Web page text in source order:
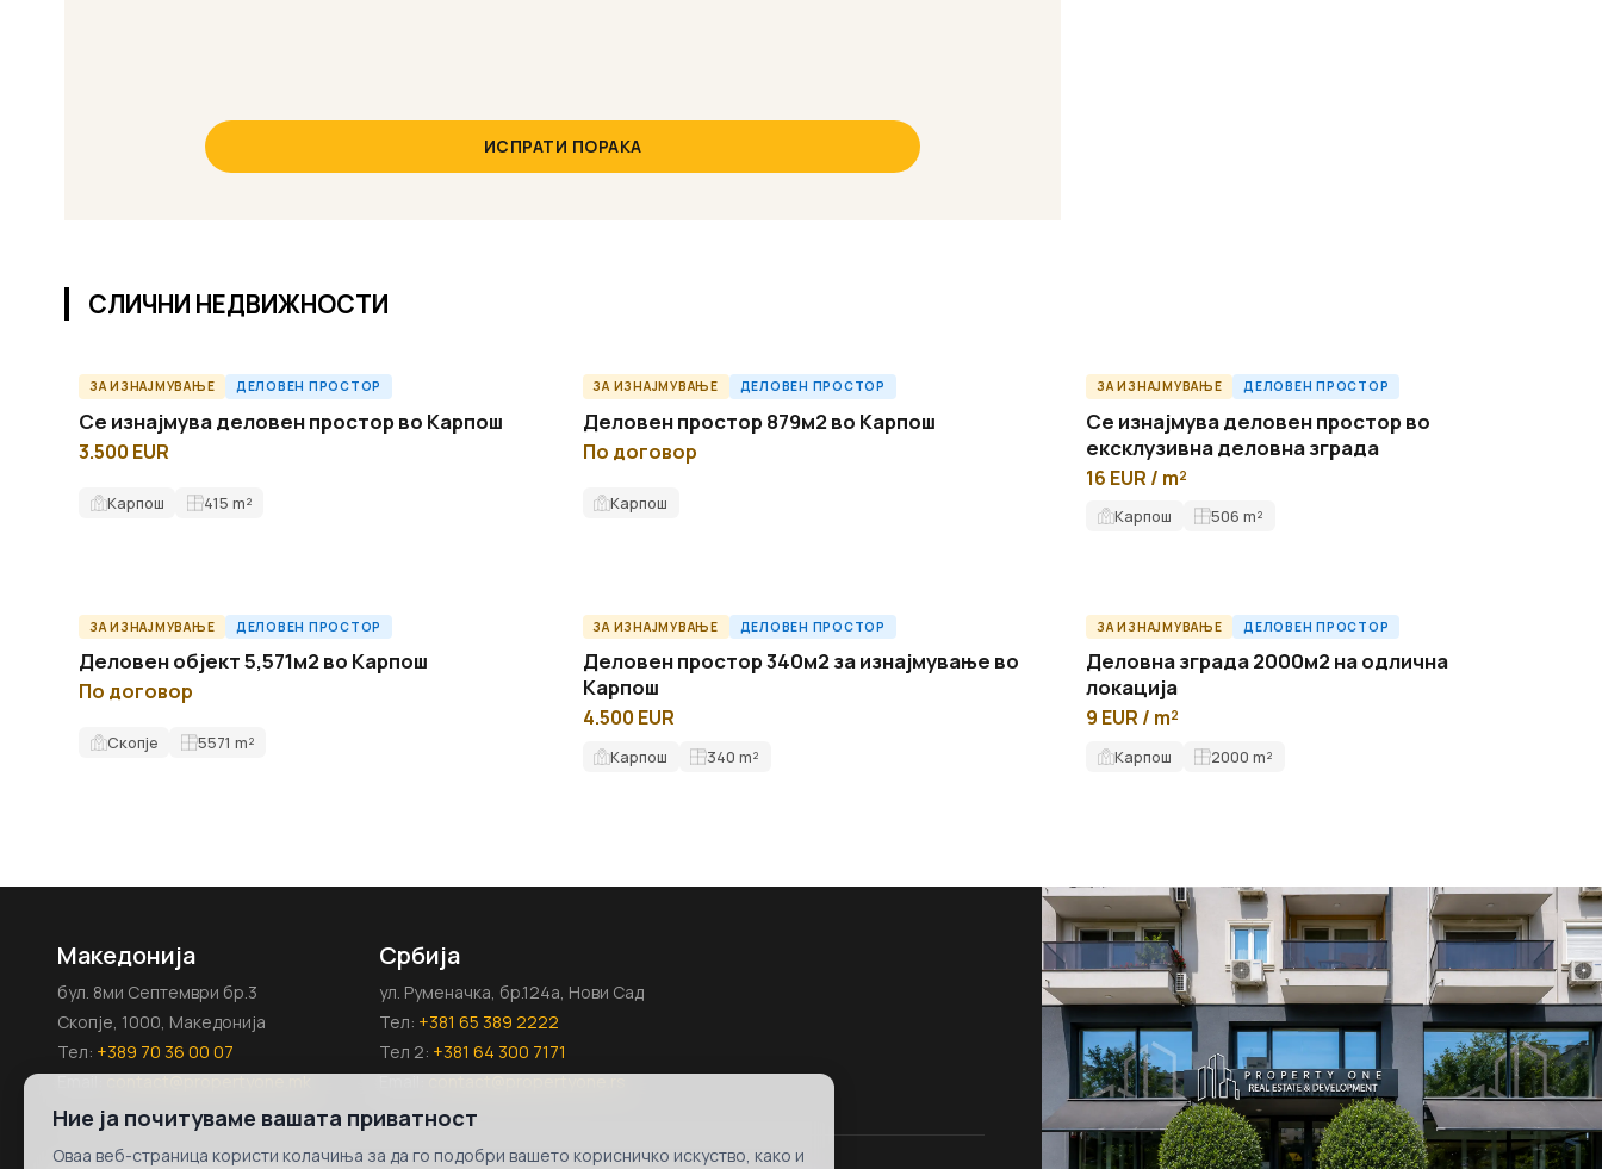
ИСПРАТИ ПОРАКА
СЛИЧНИ НЕДВИЖНОСТИ
ЗА ИЗНАЈМУВАЊЕ ДЕЛОВЕН ПРОСТОР
Се изнајмува деловен простор во Карпош
3.500 EUR
Карпош 415 m²
ЗА ИЗНАЈМУВАЊЕ ДЕЛОВЕН ПРОСТОР
Деловен простор 879м2 во Карпош
По договор
Карпош
ЗА ИЗНАЈМУВАЊЕ ДЕЛОВЕН ПРОСТОР
Се изнајмува деловен простор во
ексклузивна деловна зграда
16 EUR / m²
Карпош 506 m²
ЗА ИЗНАЈМУВАЊЕ ДЕЛОВЕН ПРОСТОР
Деловен објект 5,571м2 во Карпош
По договор
Скопје 5571 m²
ЗА ИЗНАЈМУВАЊЕ ДЕЛОВЕН ПРОСТОР
Деловен простор 340м2 за изнајмување во
Карпош
4.500 EUR
Карпош 340 m²
ЗА ИЗНАЈМУВАЊЕ ДЕЛОВЕН ПРОСТОР
Деловна зграда 2000м2 на одлична
локација
9 EUR / m²
Карпош 2000 m²
Ние ја почитуваме вашата приватност
Оваа веб-страница користи колачиња за да го подобри вашето корисничко искуство, како и
Македонија
бул. 8ми Септември бр.3
Скопје, 1000, Македонија
Тел: +389 70 36 00 07
Email:contact@propertyone.mk
Србија
ул. Руменачка, бр.124а, Нови Сад
Тел: +381 65 389 2222
Тел 2: +381 64 300 7171
Email:contact@propertyone.rs